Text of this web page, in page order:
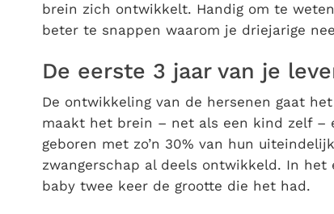
brein zich ontwikkelt. Handig om te
beter te snappen waarom je driejarige
De eerste 3 jaar van je
De ontwikkeling van de hersenen gaat
maakt het brein – net als een kind zelf –
geboren met zo’n 30% van hun
zwangerschap al deels ontwikkeld. In
baby twee keer de grootte die het had.